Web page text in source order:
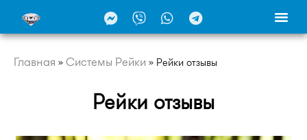
Главная » Системы Рейки » Рейки отзывы
Рейки отзывы